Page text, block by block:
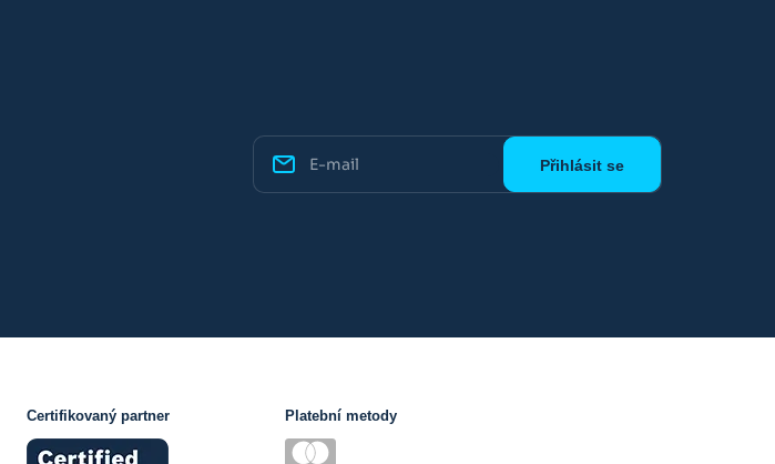
Certifikovaný partner Platební metody